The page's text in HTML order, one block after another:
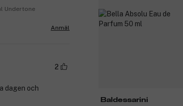
Baldessarini
Undertone
Anmäl
2
dagen och